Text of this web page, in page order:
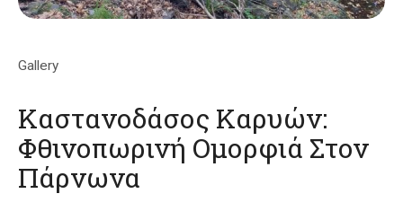
Gallery
Καστανοδάσος Καρυών:
Φθινοπωρινή Ομορφιά Στον
Πάρνωνα